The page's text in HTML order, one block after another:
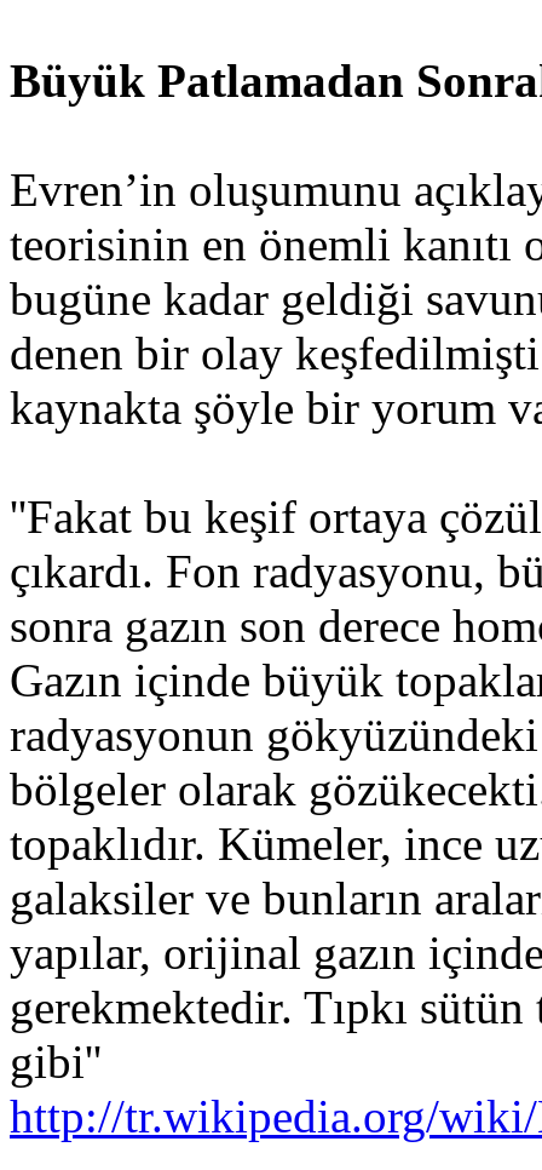
Büyük Patlamadan
Evren’in oluşumunu
teorisinin en önemli kanıtı
bugüne kadar geldiği
denen bir olay
kaynakta şöyle bir yorum
''Fakat bu keşif ortaya
çıkardı. Fon radyasyonu,
sonra gazın son derece
Gazın içinde büyük
radyasyonun gökyüzündeki
bölgeler olarak
topaklıdır. Kümeler, ince
galaksiler ve bunların
yapılar, orijinal gazın
gerekmektedir. Tıpkı
gibi''
http://tr.wikipedia.org/